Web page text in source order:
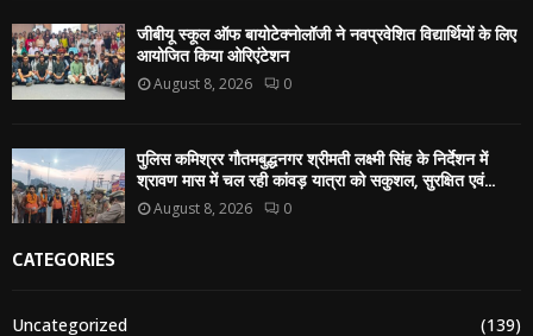
जीबीयू स्कूल ऑफ बायोटेक्नोलॉजी ने नवप्रवेशित विद्यार्थियों के लिए
आयोजित किया ओरिएंटेशन
August 8, 2026 0
पुलिस कमिश्रर गौतमबुद्धनगर श्रीमती लक्ष्मी सिंह के निर्देशन में
श्रावण मास में चल रही कांवड़ यात्रा को सकुशल, सुरक्षित एवं...
August 8, 2026 0
CATEGORIES
Uncategorized
(139)